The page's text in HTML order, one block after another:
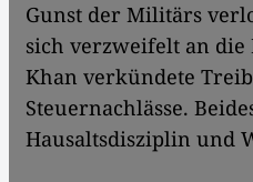
Gunst der Militärs
sich verzweifelt an
Khan verkündete
Steuernachlässe.
Hausaltsdisziplin und